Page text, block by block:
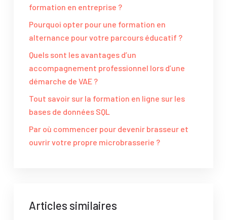
formation en entreprise ?
Pourquoi opter pour une formation en
alternance pour votre parcours éducatif ?
Quels sont les avantages d’un
accompagnement professionnel lors d’une
démarche de VAE ?
Tout savoir sur la formation en ligne sur les
bases de données SQL
Par où commencer pour devenir brasseur et
ouvrir votre propre microbrasserie ?
Articles similaires